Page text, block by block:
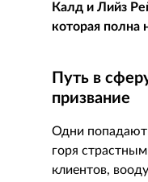
Калд и Лийз
которая полна
Путь в
призвание
Одни попадают
горя
клиентов,